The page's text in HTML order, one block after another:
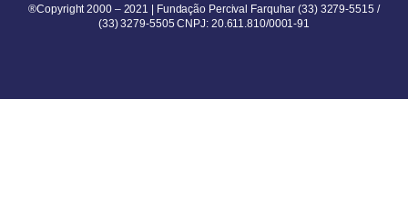
®Copyright 2000 – 2021 | Fundação Percival Farquhar (33) 3279-5515 /
(33) 3279-5505 CNPJ: 20.611.810/0001-91